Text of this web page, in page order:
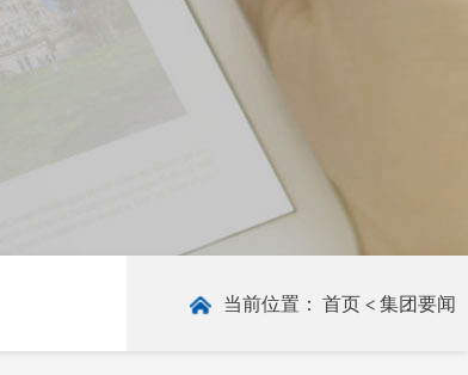
当前位置： 首页 < 集团要闻